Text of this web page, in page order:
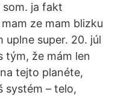
ja fakt
ze mam blizku
super. 20. júl
tým, že mám len
tejto planéte,
systém – telo,